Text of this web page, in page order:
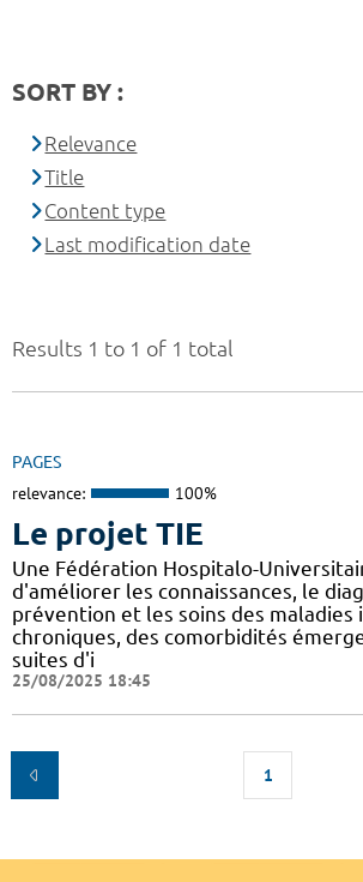
Results 1 to 1 of 1 total
PAGES
relevance: 100%
Le projet TIE
Une Fédération Hospitalo-
d'améliorer les connaissances, le
prévention et les soins des maladies
chroniques, des comorbidités
suites d'i
25/08/2025 18:45
1
SORT BY :
Relevance
Title
Content type
Last modification date